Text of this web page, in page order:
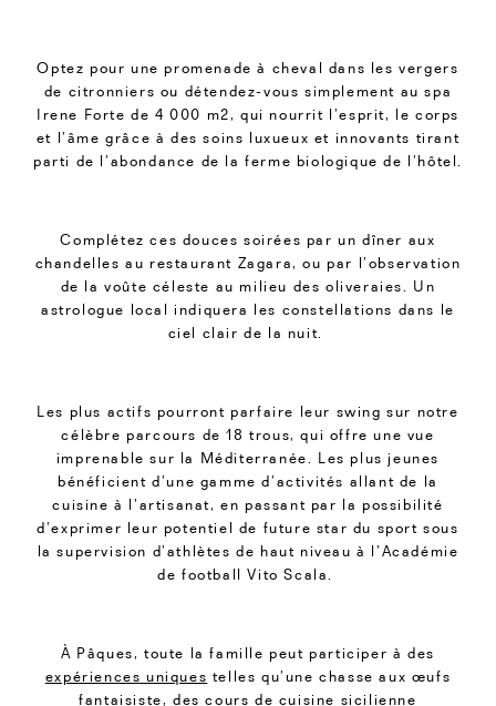
Optez pour une promenade à cheval dans les vergers
de citronniers ou détendez-vous simplement au spa
Irene Forte de 4 000 m2, qui nourrit l’esprit, le corps
et l’âme grâce à des soins luxueux et innovants tirant
parti de l’abondance de la ferme biologique de l’hôtel.
Complétez ces douces soirées par un dîner aux
chandelles au restaurant Zagara, ou par l’observation
de la voûte céleste au milieu des oliveraies. Un
astrologue local indiquera les constellations dans le
ciel clair de la nuit.
Les plus actifs pourront parfaire leur swing sur notre
célèbre parcours de 18 trous, qui offre une vue
imprenable sur la Méditerranée. Les plus jeunes
bénéficient d’une gamme d’activités allant de la
cuisine à l’artisanat, en passant par la possibilité
d’exprimer leur potentiel de future star du sport sous
la supervision d’athlètes de haut niveau à l’Académie
de football Vito Scala.
À Pâques, toute la famille peut participer à des
expériences uniques telles qu’une chasse aux œufs
fantaisiste, des cours de cuisine sicilienne